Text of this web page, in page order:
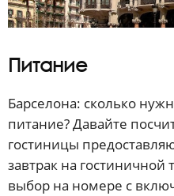
Питание
Барселона: сколько
питание? Давайте
гостиницы
завтрак на
выбор на номере с